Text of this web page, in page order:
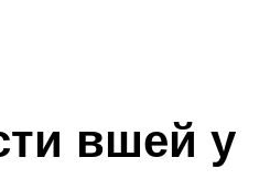
вшей у